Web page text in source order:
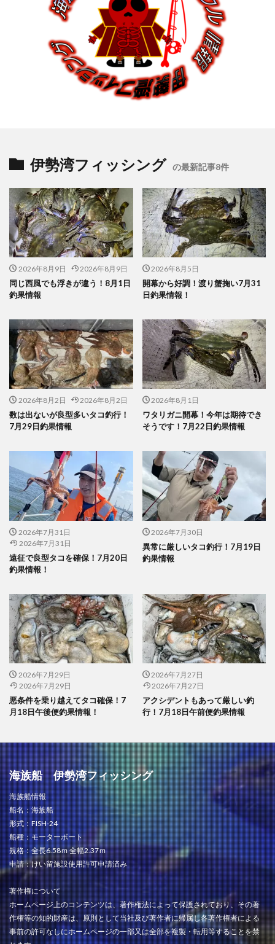
伊勢湾フィッシング の最新記事8件
2026年8月9日 2026年8月9日
同じ西風でも浮きが違う！8月1日
釣果情報
2026年8月5日
開幕から好調！渡り蟹掬い7月31
日釣果情報！
2026年8月2日 2026年8月2日
数は出ないが良型多いタコ釣行！
7月29日釣果情報
2026年8月1日
ワタリガニ開幕！今年は期待でき
そうです！7月22日釣果情報
2026年7月31日
2026年7月31日
遠征で良型タコを確保！7月20日
釣果情報！
2026年7月30日
異常に厳しいタコ釣行！7月19日
釣果情報
2026年7月29日
2026年7月29日
悪条件を乗り越えてタコ確保！7
月18日午後便釣果情報！
2026年7月27日
2026年7月27日
アクシデントもあって厳しい釣
行！7月18日午前便釣果情報
海族船 伊勢湾フィッシング
海族船情報
船名：海族船
形式：FISH-24
船種：モーターボート
規格：全長6.58ｍ 全幅2.37ｍ
申請：けい留施設使用許可申請済み
著作権について
ホームページ上のコンテンツは、著作権法によって保護されており、その著
作権等の知的財産は、原則として当社及び著作者に帰属し各著作権者による
事前の許可なしにホームページの一部又は全部を複製・転用等することを禁